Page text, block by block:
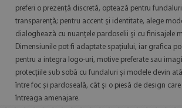
preferi o prezență discretă, optează pentru
transparență; pentru accent și identitate, alege
dialoghează cu nuanțele pardoselii și cu finisajele
Dimensiunile pot fi adaptate spațiului, iar grafica
pentru a integra logo-uri, motive preferate sau
protecțiile sub sobă cu fundaluri și modele devin
între foc și pardoseală, cât și o piesă de design
întreaga amenajare.